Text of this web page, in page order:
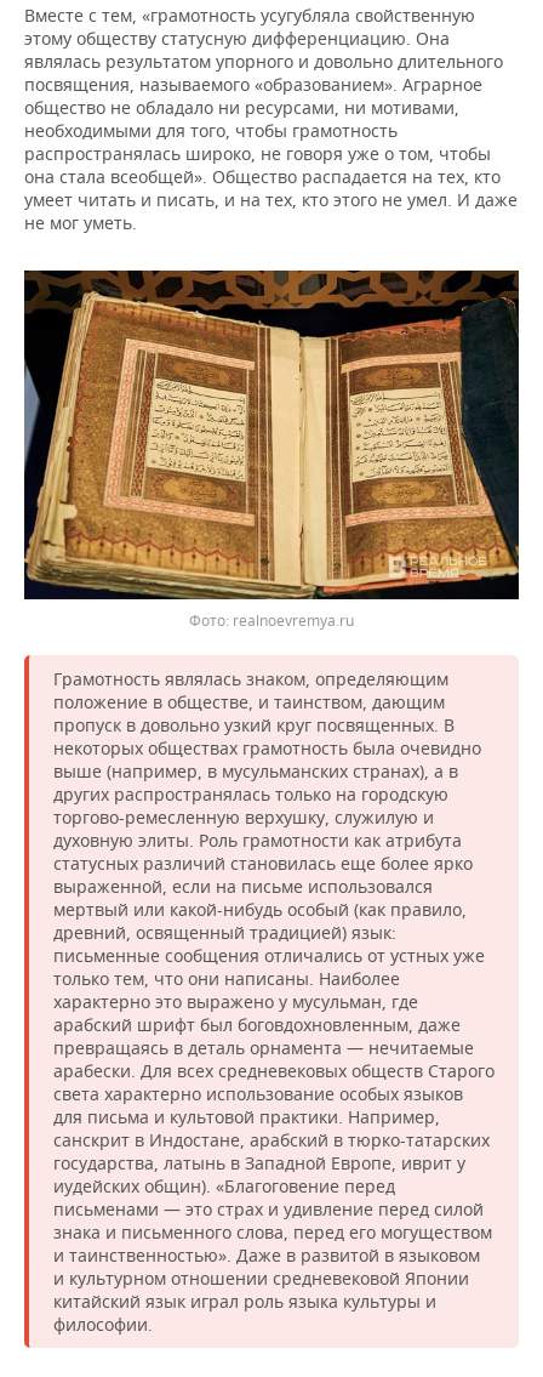
Вместе с тем, «грамотность усугубляла свойственную
этому обществу статусную дифференциацию. Она
являлась результатом упорного и довольно длительного
посвящения, называемого «образованием». Аграрное
общество не обладало ни ресурсами, ни мотивами,
необходимыми для того, чтобы грамотность
распространялась широко, не говоря уже о том, чтобы
она стала всеобщей». Общество распадается на тех, кто
умеет читать и писать, и на тех, кто этого не умел. И даже
не мог уметь.
realnoevremya.ru
Грамотность являлась знаком, определяющим
положение в обществе, и таинством, дающим
пропуск в довольно узкий круг посвященных. В
некоторых обществах грамотность была очевидно
выше (например, в мусульманских странах), а в
других распространялась только на городскую
торгово-ремесленную верхушку, служилую и
духовную элиты. Роль грамотности как атрибута
статусных различий становилась еще более ярко
выраженной, если на письме использовался
мертвый или какой-нибудь особый (как правило,
древний, освященный традицией) язык:
письменные сообщения отличались от устных уже
только тем, что они написаны. Наиболее
характерно это выражено у мусульман, где
арабский шрифт был боговдохновленным, даже
превращаясь в деталь орнамента — нечитаемые
арабески. Для всех средневековых обществ Старого
света характерно использование особых языков
для письма и культовой практики. Например,
санскрит в Индостане, арабский в тюрко-татарских
государства, латынь в Западной Европе, иврит у
иудейских общин). «Благоговение перед
письменами — это страх и удивление перед силой
знака и письменного слова, перед его могуществом
и таинственностью». Даже в развитой в языковом
и культурном отношении средневековой Японии
китайский язык играл роль языка культуры и
философии.